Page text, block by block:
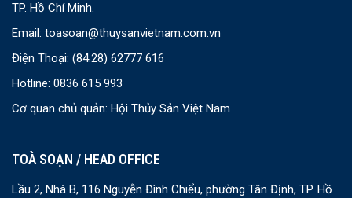
TP. Hồ Chí Minh.
Email: toasoan@thuysanvietnam.com.vn
Điện Thoại: (84.28) 62777 616
Hotline: 0836 615 993
Cơ quan chủ quản: Hội Thủy Sản Việt Nam
TOÀ SOẠN / HEAD OFFICE
Lầu 2, Nhà B, 116 Nguyễn Đình Chiểu, phường Tân Định, TP. Hồ